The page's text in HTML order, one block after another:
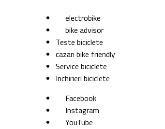
electrobike
bike advisor
Teste biciclete
cazari bike friendly
Service biciclete
Inchirieri biciclete
Facebook
Instagram
YouTube